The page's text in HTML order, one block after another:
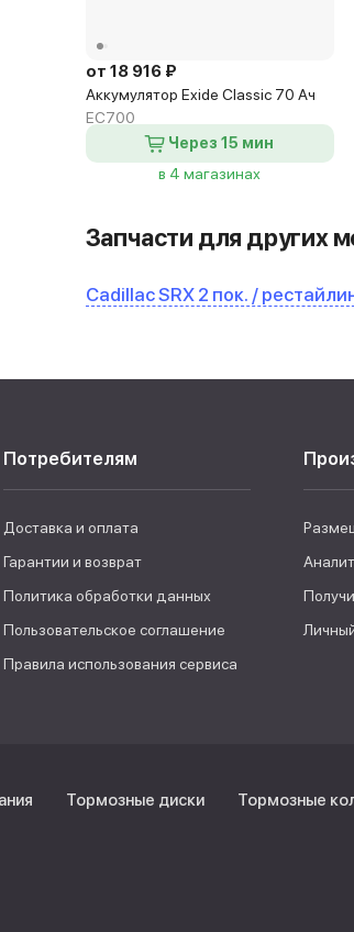
от 18 916 ₽
Аккумулятор Exide Classic 70 Ач
EC700
Через 15 мин
в 4 магазинах
Запчасти для других
Cadillac SRX 2 пок. /
Потребителям
Доставка и оплата
Гарантии и возврат
Политика обработки данных
Пользовательское соглашение
Правила использования сервиса
Тормозные диски Тормозные